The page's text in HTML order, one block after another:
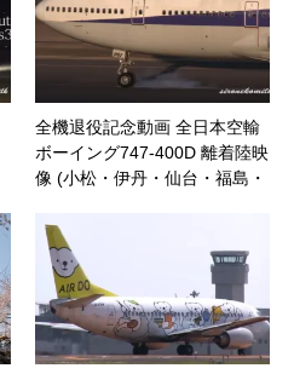
全機退役記念動画 全日本空輸
ボーイング747-400D 離着陸映
像 (小松・伊丹・仙台・福島・